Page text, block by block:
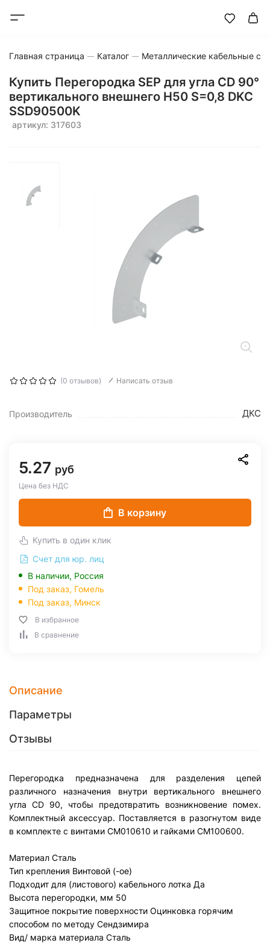
Главная страница Каталог Металлические кабельные
Купить Перегородка SEP для угла CD 90°
вертикального внешнего H50 S=0,8 DKC
SSD90500K
артикул: 317603
(0 отзывов) Написать отзыв
Производитель ДКС
5.27 руб
Цена без НДС
В корзину
Купить в один клик
Счет для юр. лиц
В наличии, Россия
Под заказ, Гомель
Под заказ, Минск
В избранное
В сравнение
Описание
Параметры
Отзывы
Перегородка предназначена для разделения цепей
различного назначения внутри вертикального внешнего
угла CD 90, чтобы предотвратить возникновение помех.
Комплектный аксессуар. Поставляется в разогнутом виде
в комплекте с винтами CM010610 и гайками CM100600.
Материал Сталь
Тип крепления Винтовой (-ое)
Подходит для (листового) кабельного лотка Да
Высота перегородки, мм 50
Защитное покрытие поверхности Оцинковка горячим
способом по методу Сендзимира
Вид/ марка материала Сталь